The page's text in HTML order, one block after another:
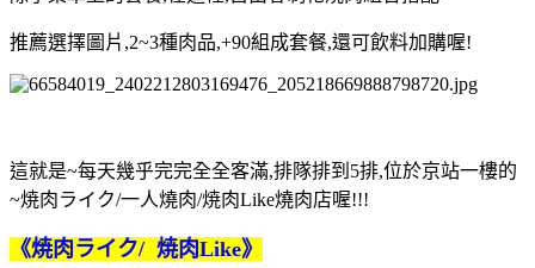
推薦選擇圖片,2~3種肉品,+90組成套餐,還可飲料加購喔!
這就是~每天幾乎完完全全客滿,排隊排到5排,位於京站一樓的
~焼肉ライク/一人燒肉/焼肉Like燒肉店喔!!!
《焼肉ライク/ 焼肉Like》